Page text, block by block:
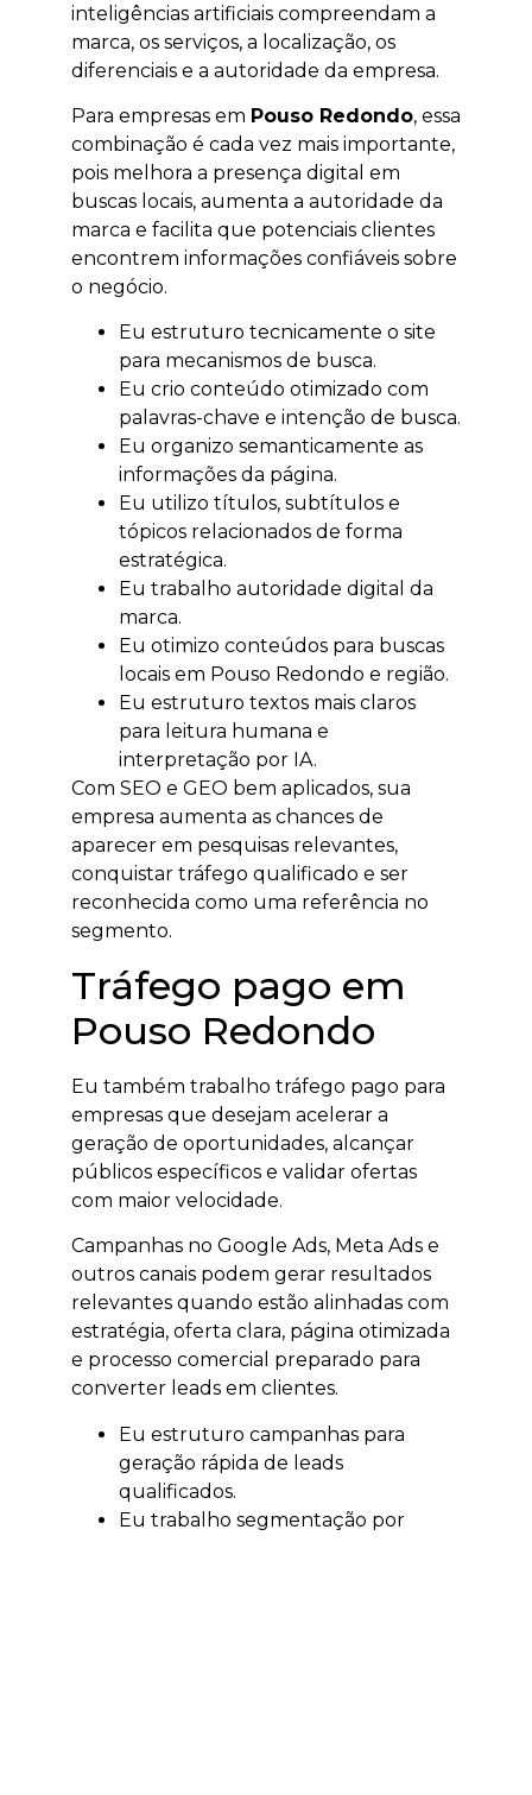
inteligências artificiais compreendam a
marca, os serviços, a localização, os
diferenciais e a autoridade da empresa.
Para empresas em Pouso Redondo, essa
combinação é cada vez mais importante,
pois melhora a presença digital em
buscas locais, aumenta a autoridade da
marca e facilita que potenciais clientes
encontrem informações confiáveis sobre
o negócio.
Eu estruturo tecnicamente o site
para mecanismos de busca.
Eu crio conteúdo otimizado com
palavras-chave e intenção de busca.
Eu organizo semanticamente as
informações da página.
Eu utilizo títulos, subtítulos e
tópicos relacionados de forma
estratégica.
Eu trabalho autoridade digital da
marca.
Eu otimizo conteúdos para buscas
locais em Pouso Redondo e região.
Eu estruturo textos mais claros
para leitura humana e
interpretação por IA.
Com SEO e GEO bem aplicados, sua
empresa aumenta as chances de
aparecer em pesquisas relevantes,
conquistar tráfego qualificado e ser
reconhecida como uma referência no
segmento.
Tráfego pago em
Pouso Redondo
Eu também trabalho tráfego pago para
empresas que desejam acelerar a
geração de oportunidades, alcançar
públicos específicos e validar ofertas
com maior velocidade.
Campanhas no Google Ads, Meta Ads e
outros canais podem gerar resultados
relevantes quando estão alinhadas com
estratégia, oferta clara, página otimizada
e processo comercial preparado para
converter leads em clientes.
Eu estruturo campanhas para
geração rápida de leads
qualificados.
Eu trabalho segmentação por